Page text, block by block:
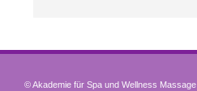
© Akademie für Spa und Wellness Massage